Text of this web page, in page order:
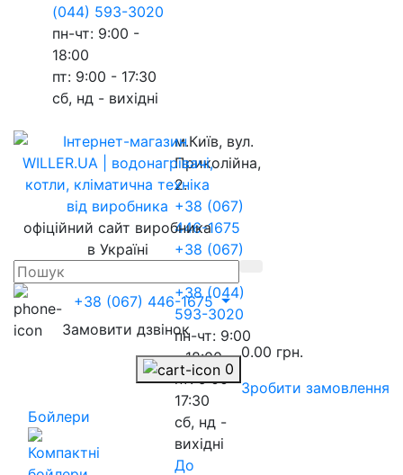
(044) 593-3020
пн-чт: 9:00 -
18:00
пт: 9:00 - 17:30
сб, нд - вихідні
м.Київ, вул.
Приколійна,
2.
+38 (067)
446-1675
+38 (067)
+38 (044)
593-3020
пн-чт: 9:00
- 18:00
пт: 9:00 -
17:30
сб, нд -
вихідні
До
офіційний сайт виробника
в Україні
+38 (067) 446-1675
Замовити дзвінок
0
0.00 грн.
Зробити замовлення
Бойлери